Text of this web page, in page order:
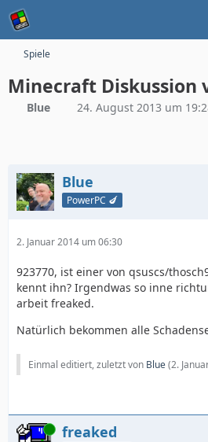
Spiele
Minecraft Diskussion
Blue 24. August 2013 um
Blue
PowerPC 🍆
2. Januar 2014 um 06:30
923770, ist einer von qsuscs/
kennt ihn? Irgendwas so inne
arbeit freaked.
Natürlich bekommen alle
Einmal editiert, zuletzt von Blue(2.
Online freaked